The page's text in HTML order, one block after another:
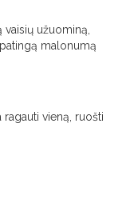
užuominą,
malonumą
ragauti vieną, ruošti